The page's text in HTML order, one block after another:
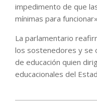
impedimento de que
mínimas para
La parlamentario
los sostenedores y se
de educación quien
educacionales del